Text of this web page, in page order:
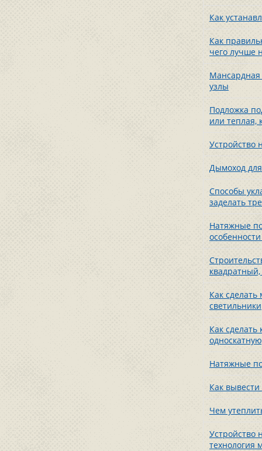
Как
Как
чего лучше
Мансардная
узлы
Подложка
или теплая,
Устройство
Дымоход
Способы
заделать
Натяжные
Как
светильники
Как
Натяжные
Как
Чем
Устройство
технология